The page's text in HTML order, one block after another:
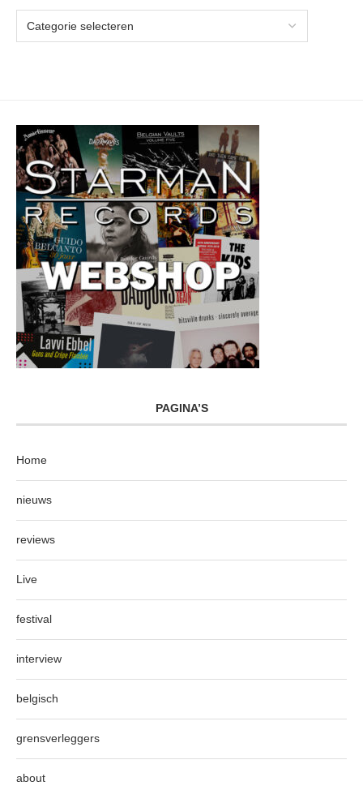
PAGINA’S
Home
nieuws
reviews
Live
festival
interview
belgisch
grensverleggers
about